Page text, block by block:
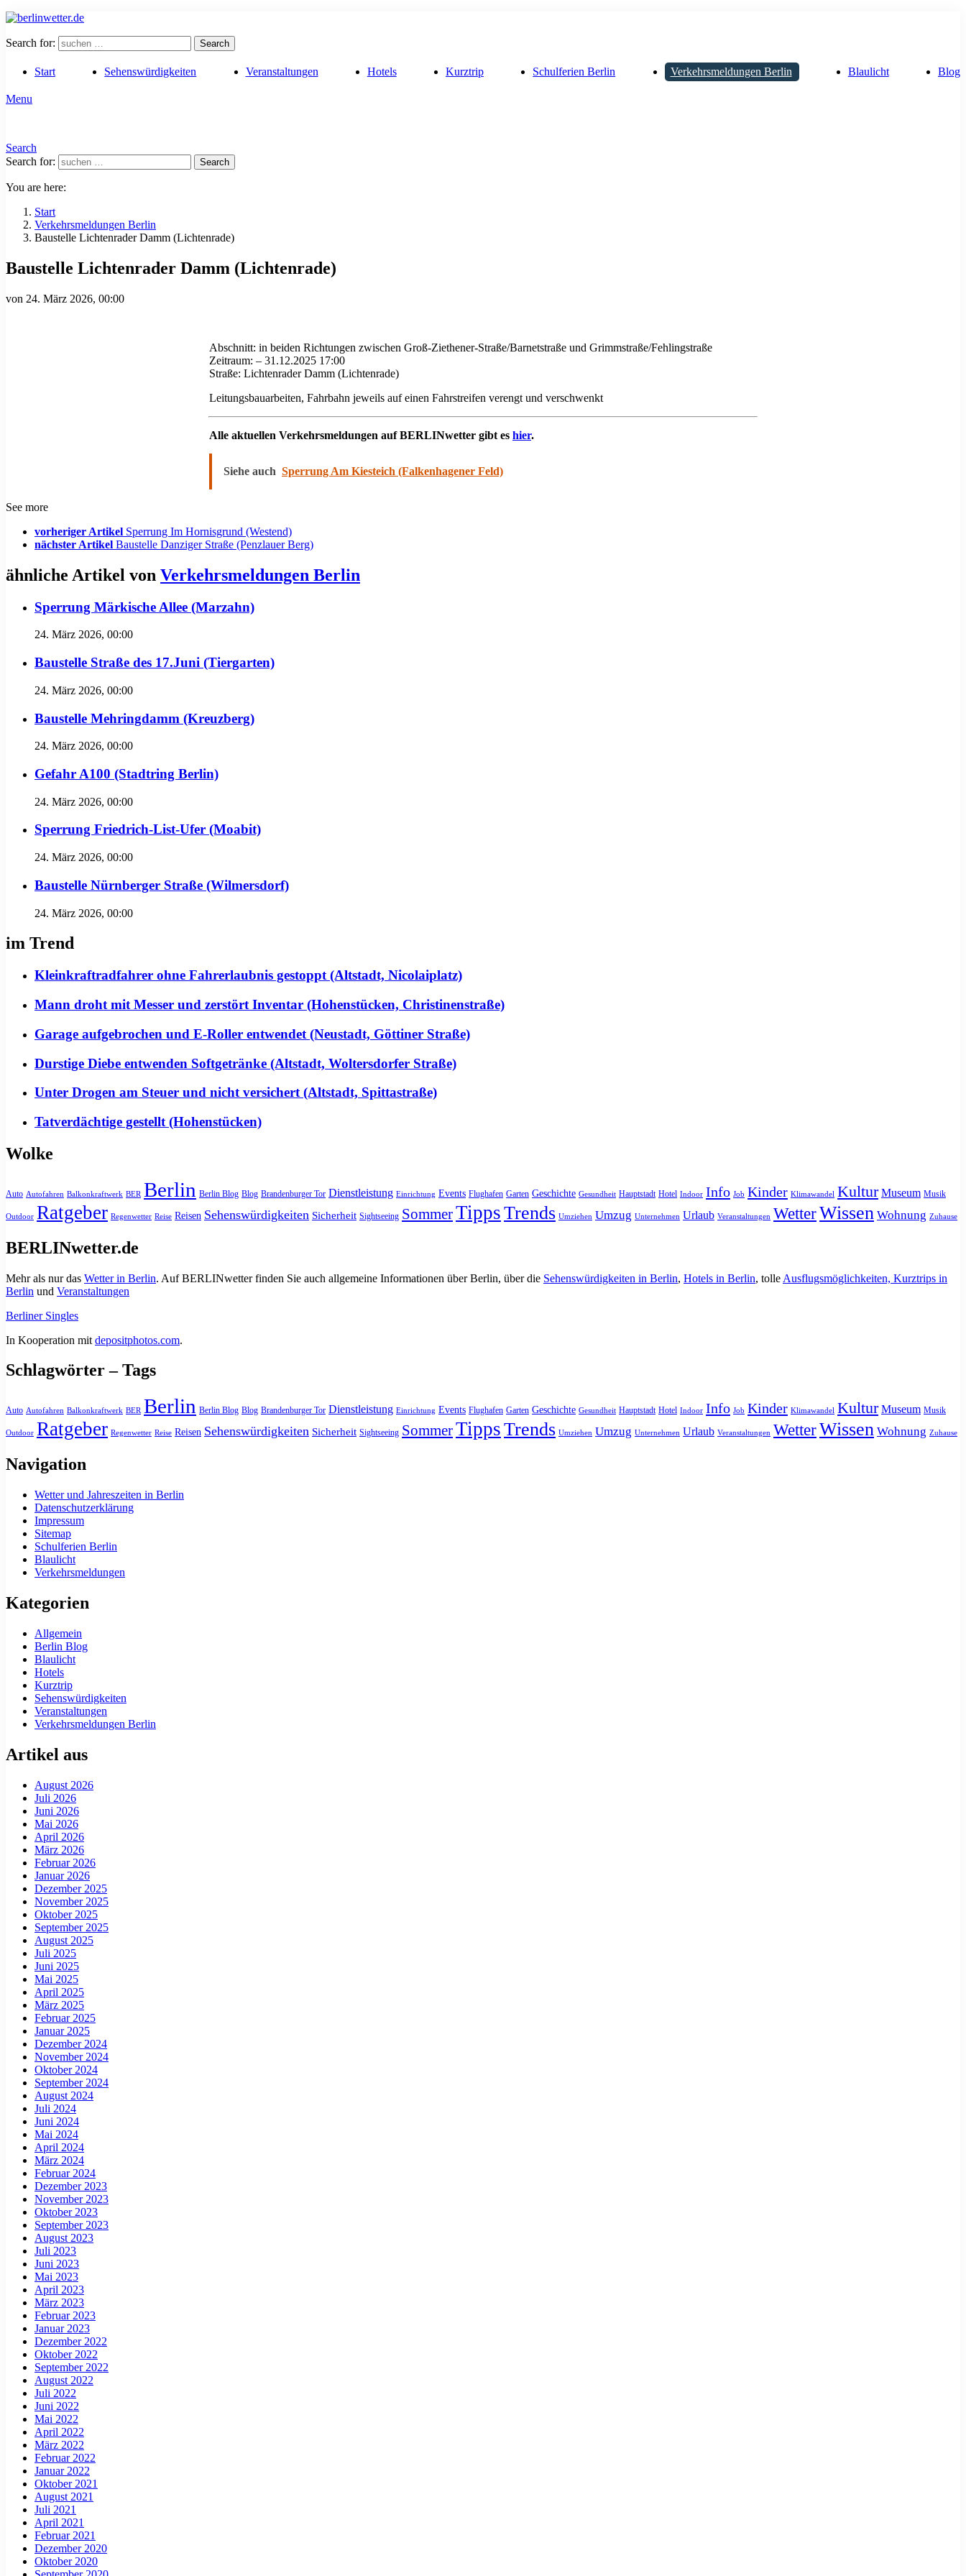
Search for: Search
Start Sehenswürdigkeiten Veranstaltungen Hotels Kurztrip Schulferien Berlin Verkehrsmeldungen Berlin Blaulicht Blog
Menu
Search
Search for:
Search
You are here:
Start
Verkehrsmeldungen Berlin
Baustelle Lichtenrader Damm (Lichtenrade)
Baustelle Lichtenrader Damm (Lichtenrade)
von 24. März 2026, 00:00
Abschnitt: in beiden Richtungen zwischen Groß-Ziethener-Straße/Barnetstraße und Grimmstraße/Fehlingstraße
Zeitraum: – 31.12.2025 17:00
Straße: Lichtenrader Damm (Lichtenrade)
Leitungsbauarbeiten, Fahrbahn jeweils auf einen Fahrstreifen verengt und verschwenkt
Alle aktuellen Verkehrsmeldungen auf BERLINwetter gibt es hier.
Siehe auch Sperrung Am Kiesteich (Falkenhagener Feld)
See more
vorheriger Artikel Sperrung Im Hornisgrund (Westend)
nächster Artikel Baustelle Danziger Straße (Penzlauer Berg)
ähnliche Artikel von Verkehrsmeldungen Berlin
Sperrung Märkische Allee (Marzahn)
24. März 2026, 00:00
Baustelle Straße des 17.Juni (Tiergarten)
24. März 2026, 00:00
Baustelle Mehringdamm (Kreuzberg)
24. März 2026, 00:00
Gefahr A100 (Stadtring Berlin)
24. März 2026, 00:00
Sperrung Friedrich-List-Ufer (Moabit)
24. März 2026, 00:00
Baustelle Nürnberger Straße (Wilmersdorf)
24. März 2026, 00:00
im Trend
Kleinkraftradfahrer ohne Fahrerlaubnis gestoppt (Altstadt, Nicolaiplatz)
Mann droht mit Messer und zerstört Inventar (Hohenstücken, Christinenstraße)
Garage aufgebrochen und E-Roller entwendet (Neustadt, Göttiner Straße)
Durstige Diebe entwenden Softgetränke (Altstadt, Woltersdorfer Straße)
Unter Drogen am Steuer und nicht versichert (Altstadt, Spittastraße)
Tatverdächtige gestellt (Hohenstücken)
Wolke
Auto Autofahren Balkonkraftwerk BER Berlin Berlin Blog Blog Brandenburger Tor Dienstleistung Einrichtung Events Flughafen Garten Geschichte Gesundheit Hauptstadt Hotel Indoor Info Job Kinder Klimawandel Kultur Museum Musik
Outdoor Ratgeber Regenwetter Reise Reisen Sehenswürdigkeiten Sicherheit Sightseeing SommerTippsTrends Umziehen Umzug Unternehmen Urlaub Veranstaltungen WetterWissen Wohnung Zuhause
BERLINwetter.de
Mehr als nur das Wetter in Berlin. Auf BERLINwetter finden Sie auch allgemeine Informationen über Berlin, über die Sehenswürdigkeiten in Berlin, Hotels in Berlin, tolle Ausflugsmöglichkeiten, Kurztrips in
Berlin und Veranstaltungen
Berliner Singles
In Kooperation mit depositphotos.com.
Schlagwörter – Tags
Auto Autofahren Balkonkraftwerk BER Berlin Berlin Blog Blog Brandenburger Tor Dienstleistung Einrichtung Events Flughafen Garten Geschichte Gesundheit Hauptstadt Hotel Indoor Info Job Kinder Klimawandel Kultur Museum Musik
Outdoor Ratgeber Regenwetter Reise Reisen Sehenswürdigkeiten Sicherheit Sightseeing SommerTippsTrends Umziehen Umzug Unternehmen Urlaub Veranstaltungen WetterWissen Wohnung Zuhause
Navigation
Wetter und Jahreszeiten in Berlin
Datenschutzerklärung
Impressum
Sitemap
Schulferien Berlin
Blaulicht
Verkehrsmeldungen
Kategorien
Allgemein
Berlin Blog
Blaulicht
Hotels
Kurztrip
Sehenswürdigkeiten
Veranstaltungen
Verkehrsmeldungen Berlin
Artikel aus
August 2026
Juli 2026
Juni 2026
Mai 2026
April 2026
März 2026
Februar 2026
Januar 2026
Dezember 2025
November 2025
Oktober 2025
September 2025
August 2025
Juli 2025
Juni 2025
Mai 2025
April 2025
März 2025
Februar 2025
Januar 2025
Dezember 2024
November 2024
Oktober 2024
September 2024
August 2024
Juli 2024
Juni 2024
Mai 2024
April 2024
März 2024
Februar 2024
Dezember 2023
November 2023
Oktober 2023
September 2023
August 2023
Juli 2023
Juni 2023
Mai 2023
April 2023
März 2023
Februar 2023
Januar 2023
Dezember 2022
Oktober 2022
September 2022
August 2022
Juli 2022
Juni 2022
Mai 2022
April 2022
März 2022
Februar 2022
Januar 2022
Oktober 2021
August 2021
Juli 2021
April 2021
Februar 2021
Dezember 2020
Oktober 2020